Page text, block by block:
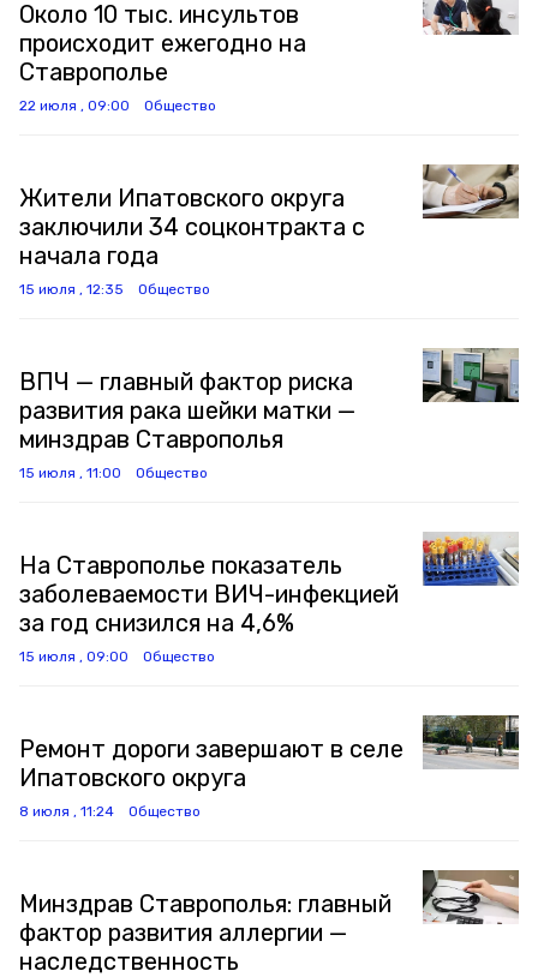
Около 10 тыс. инсультов
происходит ежегодно на
Ставрополье
22 июля , 09:00 Общество
Жители Ипатовского округа
заключили 34 соцконтракта с
начала года
15 июля , 12:35 Общество
ВПЧ — главный фактор риска
развития рака шейки матки —
минздрав Ставрополья
15 июля , 11:00 Общество
На Ставрополье показатель
заболеваемости ВИЧ-инфекцией
за год снизился на 4,6%
15 июля , 09:00 Общество
Ремонт дороги завершают в селе
Ипатовского округа
8 июля , 11:24 Общество
Минздрав Ставрополья: главный
фактор развития аллергии —
наследственность